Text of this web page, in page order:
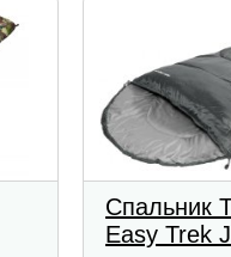
Спальник
Easy Trek